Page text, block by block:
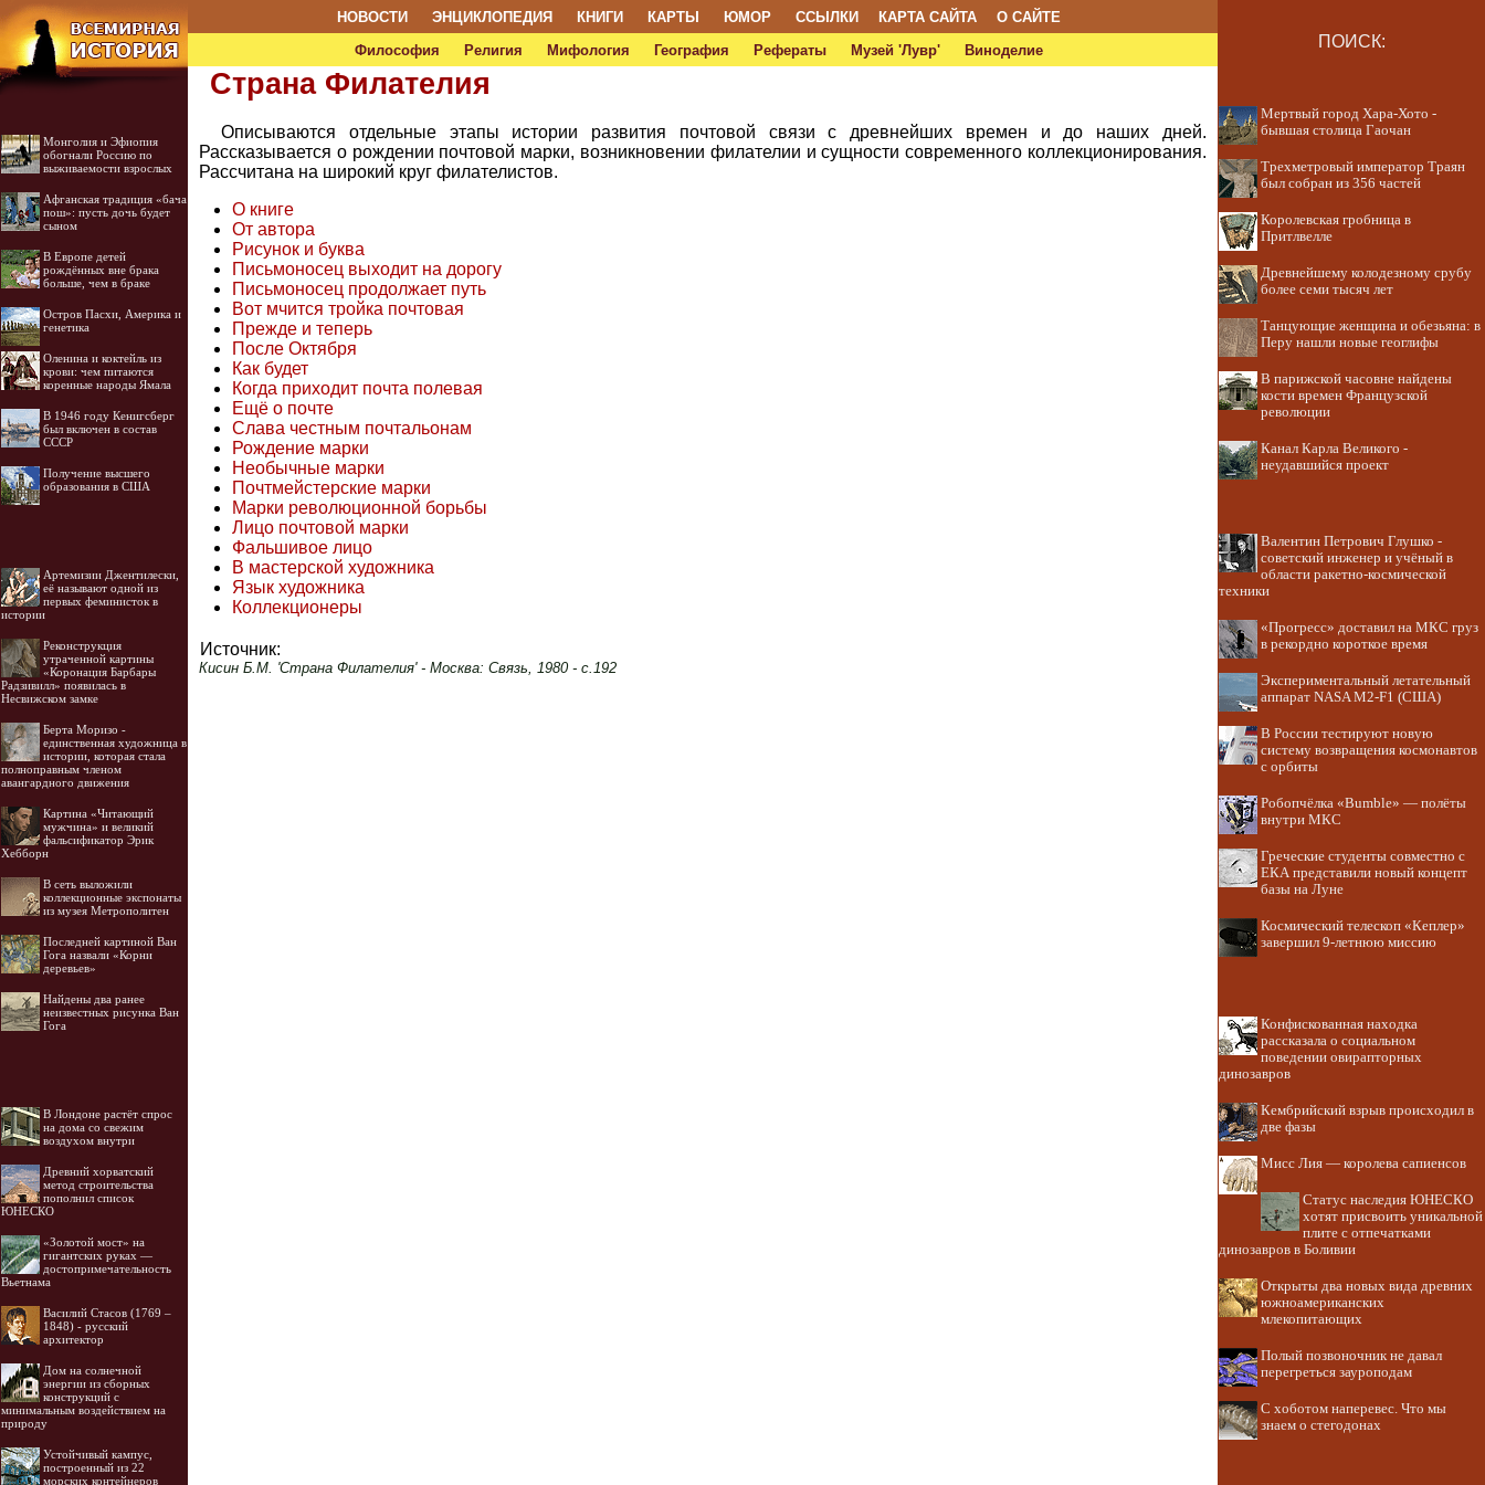
НОВОСТИ ЭНЦИКЛОПЕДИЯ КНИГИ КАРТЫ ЮМОР ССЫЛКИ КАРТА САЙТА
О САЙТЕ
Философия
Религия Мифология География Рефераты Музей 'Лувр' Виноделие ПОИСК:
Монголия и Эфиопия
обогнали Россию по
выживаемости взрослых
Афганская традиция «бача
пош»: пусть дочь будет
сыном
В Европе детей
рождённых вне брака
больше, чем в браке
Остров Пасхи, Америка и
генетика
Оленина и коктейль из
крови: чем питаются
коренные народы Ямала
В 1946 году Кенигсберг
был включен в состав
СССР
Получение высшего
образования в США
Артемизии Джентилески,
её называют одной из
первых феминисток в
истории
Реконструкция
утраченной картины
«Коронация Барбары
Радзивилл» появилась в
Несвижском замке
Берта Моризо -
единственная художница в
истории, которая стала
полноправным членом
авангардного движения
Картина «Читающий
мужчина» и великий
фальсификатор Эрик
Хебборн
В сеть выложили
коллекционные экспонаты
из музея Метрополитен
Последней картиной Ван
Гога назвали «Корни
деревьев»
Найдены два ранее
неизвестных рисунка Ван
Гога
В Лондоне растёт спрос
на дома со свежим
воздухом внутри
Древний хорватский
метод строительства
пополнил список
ЮНЕСКО
«Золотой мост» на
гигантских руках —
достопримечательность
Вьетнама
Василий Стасов (1769 –
1848) - русский
архитектор
Дом на солнечной
энергии из сборных
конструкций с
минимальным воздействием на
природу
Устойчивый кампус,
построенный из 22
морских контейнеров
Страна Филателия
Описываются отдельные этапы истории развития почтовой связи с древнейших времен и до наших дней.
Рассказывается о рождении почтовой марки, возникновении филателии и сущности современного коллекционирования.
Рассчитана на широкий круг филателистов.
О книге
От автора
Рисунок и буква
Письмоносец выходит на дорогу
Письмоносец продолжает путь
Вот мчится тройка почтовая
Прежде и теперь
После Октября
Как будет
Когда приходит почта полевая
Ещё о почте
Слава честным почтальонам
Рождение марки
Необычные марки
Почтмейстерские марки
Марки революционной борьбы
Лицо почтовой марки
Фальшивое лицо
В мастерской художника
Язык художника
Коллекционеры
Источник:
Кисин Б.М. 'Страна Филателия' - Москва: Связь, 1980 - с.192
Мертвый город Хара-Хото -
бывшая столица Гаочан
Трехметровый император Траян
был собран из 356 частей
Королевская гробница в
Притлвелле
Древнейшему колодезному срубу
более семи тысяч лет
Танцующие женщина и обезьяна: в
Перу нашли новые геоглифы
В парижской часовне найдены
кости времен Французской
революции
Канал Карла Великого -
неудавшийся проект
Валентин Петрович Глушко -
советский инженер и учёный в
области ракетно-космической
техники
«Прогресс» доставил на МКС груз
в рекордно короткое время
Экспериментальный летательный
аппарат NASA M2-F1 (США)
В России тестируют новую
систему возвращения космонавтов
с орбиты
Робопчёлка «Bumble» — полёты
внутри МКС
Греческие студенты совместно с
ЕКА представили новый концепт
базы на Луне
Космический телескоп «Кеплер»
завершил 9-летнюю миссию
Конфискованная находка
рассказала о социальном
поведении овирапторных
динозавров
Кембрийский взрыв происходил в
две фазы
Мисс Лия — королева сапиенсов
Статус наследия ЮНЕСКО
хотят присвоить уникальной
плите с отпечатками
динозавров в Боливии
Открыты два новых вида древних
южноамериканских
млекопитающих
Полый позвоночник не давал
перегреться зауроподам
С хоботом наперевес. Что мы
знаем о стегодонах